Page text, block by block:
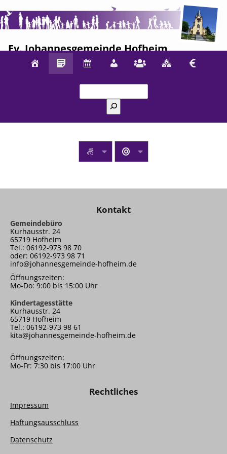
Ev. Johannesgemeinde Hofheim
Kontakt
Gemeindebüro
Kurhausstr. 24
65719 Hofheim
Tel.: 06192-973 98 70
oder: 06192-973 98 71
info@johannesgemeinde-hofheim.de
Öffnungszeiten:
Mo-Do: 9:00 bis 15:00 Uhr
Kindertagesstätte
Kurhausstr. 24
65719 Hofheim
Tel.: 06192-973 98 61
kita@johannesgemeinde-hofheim.de
Öffnungszeiten:
Mo-Fr: 7:30 bis 17:00 Uhr
Rechtliches
Impressum
Haftungsausschluss
Datenschutz